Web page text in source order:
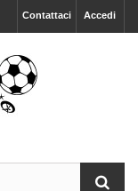
Accedi
Contattaci